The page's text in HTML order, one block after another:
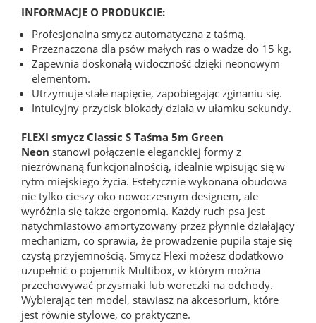
INFORMACJE O PRODUKCIE:
Profesjonalna smycz automatyczna z taśmą.
Przeznaczona dla psów małych ras o wadze do 15 kg.
Zapewnia doskonałą widoczność dzięki neonowym
elementom.
Utrzymuje stałe napięcie, zapobiegając zginaniu się.
Intuicyjny przycisk blokady działa w ułamku sekundy.
FLEXI smycz Classic S Taśma 5m Green
Neon stanowi połączenie eleganckiej formy z
niezrównaną funkcjonalnością, idealnie wpisując się w
rytm miejskiego życia. Estetycznie wykonana obudowa
nie tylko cieszy oko nowoczesnym designem, ale
wyróżnia się także ergonomią. Każdy ruch psa jest
natychmiastowo amortyzowany przez płynnie działający
mechanizm, co sprawia, że prowadzenie pupila staje się
czystą przyjemnością. Smycz Flexi możesz dodatkowo
uzupełnić o pojemnik Multibox, w którym można
przechowywać przysmaki lub woreczki na odchody.
Wybierając ten model, stawiasz na akcesorium, które
jest równie stylowe, co praktyczne.